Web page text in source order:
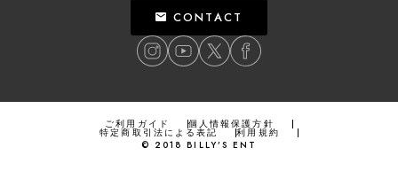
CONTACT
ご利用ガイド 個人情報保護方針
特定商取引法による表記
利用規約
© 2018 BILLY’S ENT